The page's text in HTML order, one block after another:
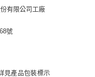
有限公司工廠
號
見產品包裝標示